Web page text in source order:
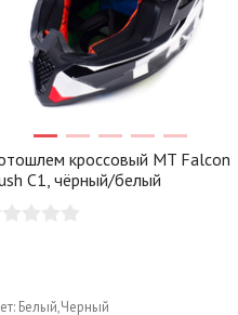
кроссовый MT Falcon
C1, чёрный/белый
Белый,Черный